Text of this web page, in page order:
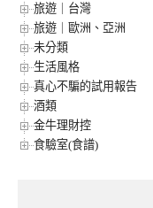
旅遊｜台灣
旅遊｜歐洲、亞洲
未分類
生活風格
真心不騙的試用報告
酒類
金牛理財控
食驗室(食譜)